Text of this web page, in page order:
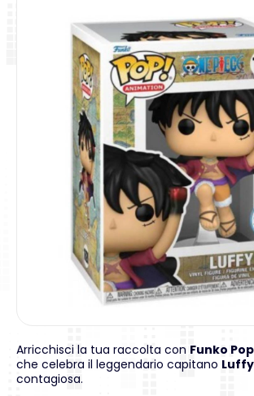
Arricchisci la tua raccolta con Funko
che celebra il leggendario capitano Luffy
contagiosa.